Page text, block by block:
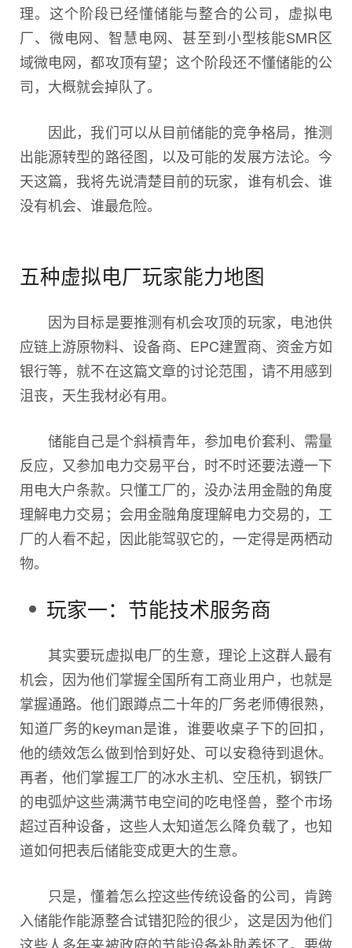
理。这个阶段已经懂储能与整合的公司，虚拟电
厂、微电网、智慧电网、甚至到小型核能SMR区
域微电网，都攻顶有望；这个阶段还不懂储能的公
司，大概就会掉队了。
因此，我们可以从目前储能的竞争格局，推测
出能源转型的路径图，以及可能的发展方法论。今
天这篇，我将先说清楚目前的玩家，谁有机会、谁
没有机会、谁最危险。
五种虚拟电厂玩家能力地图
因为目标是要推测有机会攻顶的玩家，电池供
应链上游原物料、设备商、EPC建置商、资金方如
银行等，就不在这篇文章的讨论范围，请不用感到
沮丧，天生我材必有用。
储能自己是个斜槓青年，参加电价套利、需量
反应，又参加电力交易平台，时不时还要法遵一下
用电大户条款。只懂工厂的，没办法用金融的角度
理解电力交易；会用金融角度理解电力交易的，工
厂的人看不起，因此能驾驭它的，一定得是两栖动
物。
玩家一：节能技术服务商
其实要玩虚拟电厂的生意，理论上这群人最有
机会，因为他们掌握全国所有工商业用户，也就是
掌握通路。他们跟蹲点二十年的厂务老师傅很熟，
知道厂务的keyman是谁，谁要收桌子下的回扣，
他的绩效怎么做到恰到好处、可以安稳待到退休。
再者，他们掌握工厂的冰水主机、空压机，钢铁厂
的电弧炉这些满满节电空间的吃电怪兽，整个市场
超过百种设备，这些人太知道怎么降负载了，也知
道如何把表后储能变成更大的生意。
只是，懂着怎么控这些传统设备的公司，肯跨
入储能作能源整合试错犯险的很少，这是因为他们